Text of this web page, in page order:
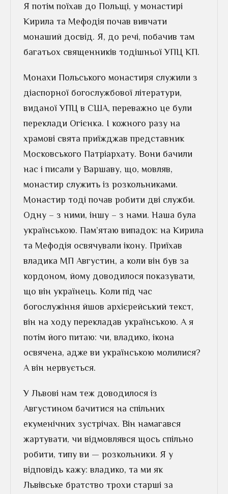
Я потім поїхав до Польщі, у монастирі
Кирила та Мефодія почав вивчати
монаший досвід. Я, до речі, побачив там
багатьох священників тодішньої УПЦ КП.
Монахи Польського монастиря служили з
діаспорної богослужбової літератури,
виданої УПЦ в США, переважно це були
переклади Огієнка. І кожного разу на
храмові свята приїжджав представник
Московського Патріархату. Вони бачили
нас і писали у Варшаву, що, мовляв,
монастир служить із розкольниками.
Монастир тоді почав робити дві служби.
Одну – з ними, іншу – з нами. Наша була
українською. Пам’ятаю випадок: на Кирила
та Мефодія освячували ікону. Приїхав
владика МП Августин, а коли він був за
кордоном, йому доводилося показувати,
що він українець. Коли під час
богослужіння йшов архієрейський текст,
він на ходу перекладав українською. А я
потім його питаю: чи, владико, ікона
освячена, адже ви українською молилися?
А він нервується.
У Львові нам теж доводилося із
Августином бачитися на спільних
екуменічних зустрічах. Він намагався
жартувати, чи відмовлявся щось спільно
робити, типу ви — розкольники. Я у
відповідь кажу: владико, та ми як
Львівське братство трохи старші за